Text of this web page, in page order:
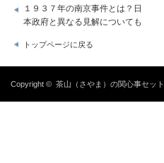
１９３７年の南京事件とは？日
本政府と異なる見解についても
トップページに戻る
Copyright © 茶山（さやま）の関心事セット